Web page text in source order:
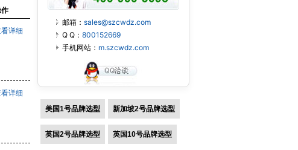
详细
详细
邮箱： sales@szcwdz.com
Q Q： 800152669
手机网站： m.szcwdz.com
美国1号品牌选型 新加坡2号品牌选型
英国2号品牌选型 英国10号品牌选型